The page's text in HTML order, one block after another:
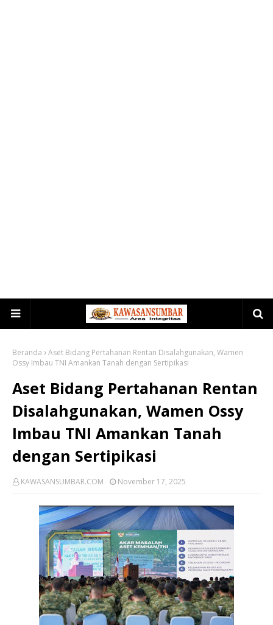
Beranda
Aset Bidang Pertahanan Rentan Disalahgunakan, Wamen
Ossy Imbau TNI Amankan Tanah dengan Sertipikasi
Aset Bidang Pertahanan Rentan
Disalahgunakan, Wamen Ossy
Imbau TNI Amankan Tanah
dengan Sertipikasi
KAWASANSUMBAR.COM November 17, 2025